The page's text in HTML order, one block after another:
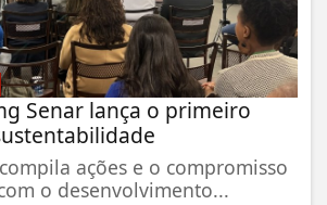
Senar lança o primeiro
ações e o compromisso
o desenvolvimento...